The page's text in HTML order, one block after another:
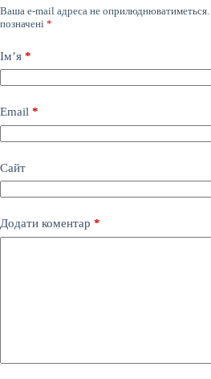
Ваша e-mail адреса не оприлюднюватиметься.
позначені *
Ім’я *
Email *
Сайт
Додати коментар *